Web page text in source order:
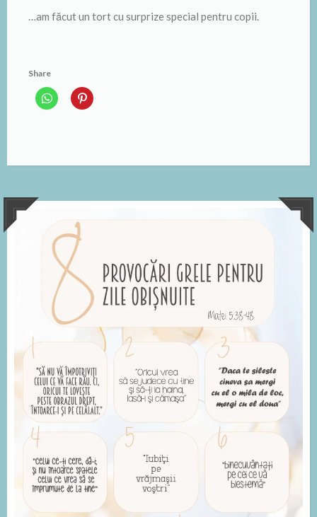
…am făcut un tort cu surprize special pentru copii.
Share